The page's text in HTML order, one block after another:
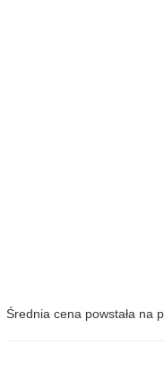
Średnia cena powstała na